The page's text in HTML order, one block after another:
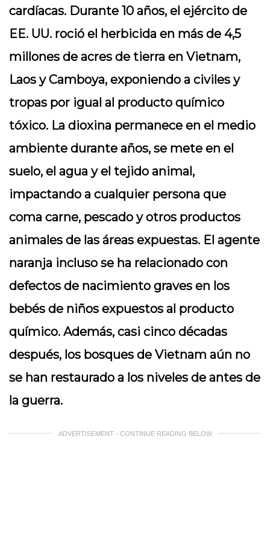
cardíacas. Durante 10 años, el ejército de
EE. UU. roció el herbicida en más de 4,5
millones de acres de tierra en Vietnam,
Laos y Camboya, exponiendo a civiles y
tropas por igual al producto químico
tóxico. La dioxina permanece en el medio
ambiente durante años, se mete en el
suelo, el agua y el tejido animal,
impactando a cualquier persona que
coma carne, pescado y otros productos
animales de las áreas expuestas. El agente
naranja incluso se ha relacionado con
defectos de nacimiento graves en los
bebés de niños expuestos al producto
químico. Además, casi cinco décadas
después, los bosques de Vietnam aún no
se han restaurado a los niveles de antes de
la guerra.
ADVERTISEMENT - CONTINUE READING BELOW